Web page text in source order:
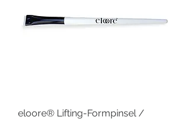
eloore® Lifting-Formpinsel /